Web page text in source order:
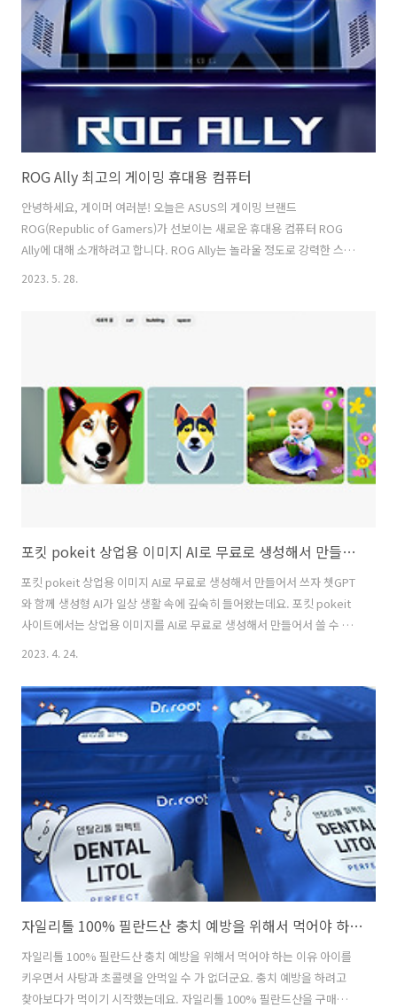
가격으로 이건 3번 정도 먹을 수 있습니다. 이건 식당가서 찍었던 사진인
데요...
ROG Ally 최고의 게이밍 휴대용 컴퓨터
안녕하세요, 게이머 여러분! 오늘은 ASUS의 게이밍 브랜드
ROG(Republic of Gamers)가 선보이는 새로운 휴대용 컴퓨터 ROG
Ally에 대해 소개하려고 합니다. ROG Ally는 놀라울 정도로 강력한 스펙
과 탁월한 디스플레이를 자랑하는 고급스러운 게이밍 장비입니다. ROG
크린 패널은 1080p의 고해상도와 120Hz의 주사율, FreeSync
AMD의 Ryzen 모바일 커스텀 프로세서를 탑재하여 ..
2023. 5. 28.
포킷 pokeit 상업용 이미지 AI로 무료로 생성해서 만들어서 쓰자
포킷 pokeit 상업용 이미지 AI로 무료로 생성해서 만들어서 쓰자 쳇GPT
와 함께 생성형 AI가 일상 생활 속에 깊숙히 들어왔는데요. 포킷 pokeit
사이트에서는 상업용 이미지를 AI로 무료로 생성해서 만들어서 쓸 수 있
새롭게 LoRa 모델을 추가하여 새롭게 리뉴얼되었습니다. 더 다양한 스
타일을 적용해서 AI 이미지를 생성할 수 있는데요. 사이트 자체도 좀 더
사용하기 편리하게 변경이 되었습니다. 포킷 pokeit은 무료로 하루마다
100개의 이미지를 생성할 수 있습니다. 유료 플랜을 통해서는 워터마크
없는 이미지 생성 및 상업적 이미지 생산도 가능한데요. ..
2023. 4. 24.
자일리톨 100% 필란드산 충치 예방을 위해서 먹어야 하는 이유
자일리톨 100% 필란드산 충치 예방을 위해서 먹어야 하는 이유 아이를
키우면서 사탕과 초콜렛을 안먹일 수 가 없더군요. 충치 예방을 하려고
찾아보다가 먹이기 시작했는데요. 자일리톨 100% 필란드산을 구매해서